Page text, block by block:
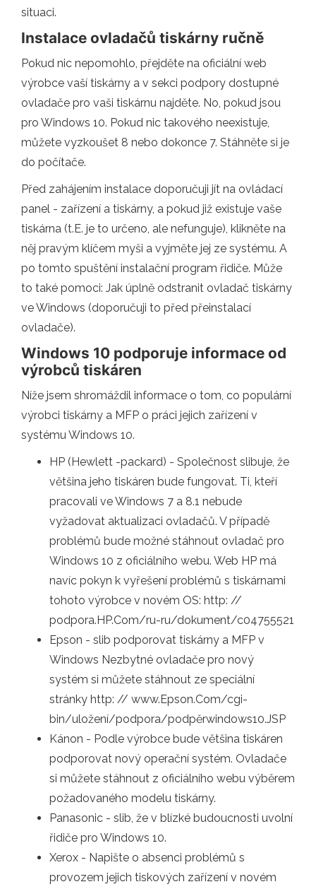
situaci.
Instalace ovladačů tiskárny ručně
Pokud nic nepomohlo, přejděte na oficiální web
výrobce vaší tiskárny a v sekci podpory dostupné
ovladače pro vaši tiskárnu najděte. No, pokud jsou
pro Windows 10. Pokud nic takového neexistuje,
můžete vyzkoušet 8 nebo dokonce 7. Stáhněte si je
do počítače.
Před zahájením instalace doporučuji jít na ovládací
panel - zařízení a tiskárny, a pokud již existuje vaše
tiskárna (t.E. je to určeno, ale nefunguje), klikněte na
něj pravým klíčem myši a vyjměte jej ze systému. A
po tomto spuštění instalační program řidiče. Může
to také pomoci: Jak úplně odstranit ovladač tiskárny
ve Windows (doporučuji to před přeinstalací
ovladače).
Windows 10 podporuje informace od
výrobců tiskáren
Níže jsem shromáždil informace o tom, co populární
výrobci tiskárny a MFP o práci jejich zařízení v
systému Windows 10.
HP (Hewlett -packard) - Společnost slibuje, že
většina jeho tiskáren bude fungovat. Ti, kteří
pracovali ve Windows 7 a 8.1 nebude
vyžadovat aktualizaci ovladačů. V případě
problémů bude možné stáhnout ovladač pro
Windows 10 z oficiálního webu. Web HP má
navíc pokyn k vyřešení problémů s tiskárnami
tohoto výrobce v novém OS: http: //
podpora.HP.Com/ru-ru/dokument/c04755521
Epson - slib podporovat tiskárny a MFP v
Windows Nezbytné ovladače pro nový
systém si můžete stáhnout ze speciální
stránky http: // www.Epson.Com/cgi-
bin/uložení/podpora/podpěrwindows10.JSP
Kánon - Podle výrobce bude většina tiskáren
podporovat nový operační systém. Ovladače
si můžete stáhnout z oficiálního webu výběrem
požadovaného modelu tiskárny.
Panasonic - slib, že v blízké budoucnosti uvolní
řidiče pro Windows 10.
Xerox - Napište o absenci problémů s
provozem jejich tiskových zařízení v novém